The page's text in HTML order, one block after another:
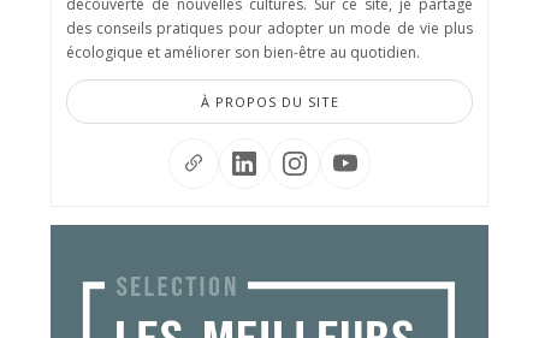
découverte de nouvelles cultures. Sur ce site, je partage
des conseils pratiques pour adopter un mode de vie plus
écologique et améliorer son bien-être au quotidien.
À PROPOS DU SITE